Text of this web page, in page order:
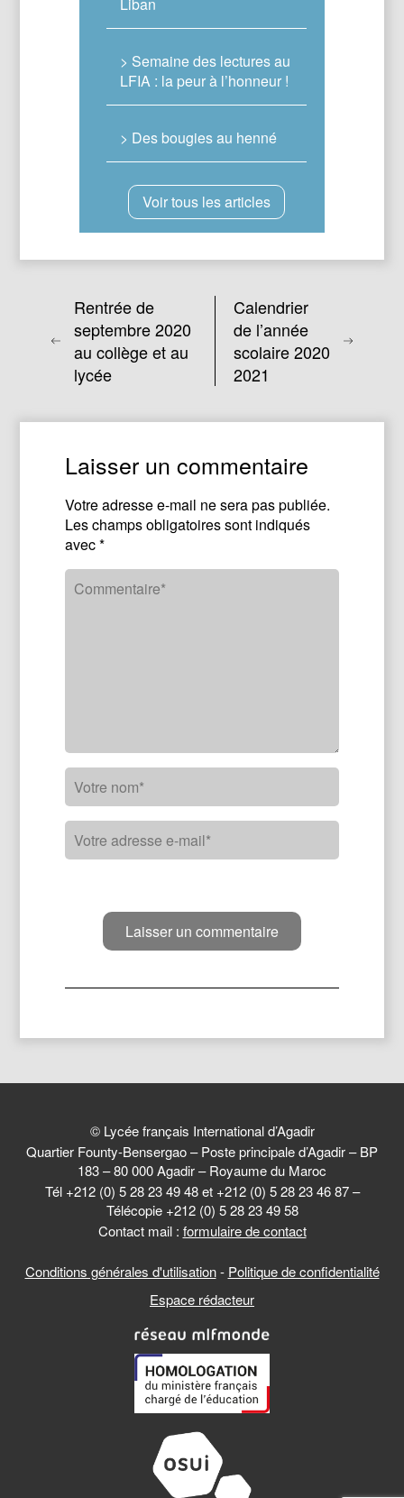
> Semaine des lectures au
LFIA : la peur à l’honneur !
> Des bougies au henné
Voir tous les articles
Rentrée de
septembre 2020
au collège et au
lycée
Calendrier
de l’année
scolaire 2020
2021
Laisser un commentaire
Votre adresse e-mail ne sera pas publiée.
Les champs obligatoires sont indiqués
avec*
© Lycée français International d’Agadir
Quartier Founty-Bensergao – Poste principale d’Agadir – BP
183 – 80 000 Agadir – Royaume du Maroc
Tél +212 (0) 5 28 23 49 48 et +212 (0) 5 28 23 46 87 –
Télécopie +212 (0) 5 28 23 49 58
Contact mail : formulaire de contact
Conditions générales d'utilisation- Politique de confidentialité
Espace rédacteur